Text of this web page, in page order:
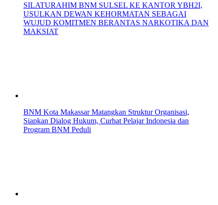
SILATURAHIM BNM SULSEL KE KANTOR YBH2I,
USULKAN DEWAN KEHORMATAN SEBAGAI
WUJUD KOMITMEN BERANTAS NARKOTIKA DAN
MAKSIAT
BNM Kota Makassar Matangkan Struktur Organisasi,
Siapkan Dialog Hukum, Curhat Pelajar Indonesia dan
Program BNM Peduli